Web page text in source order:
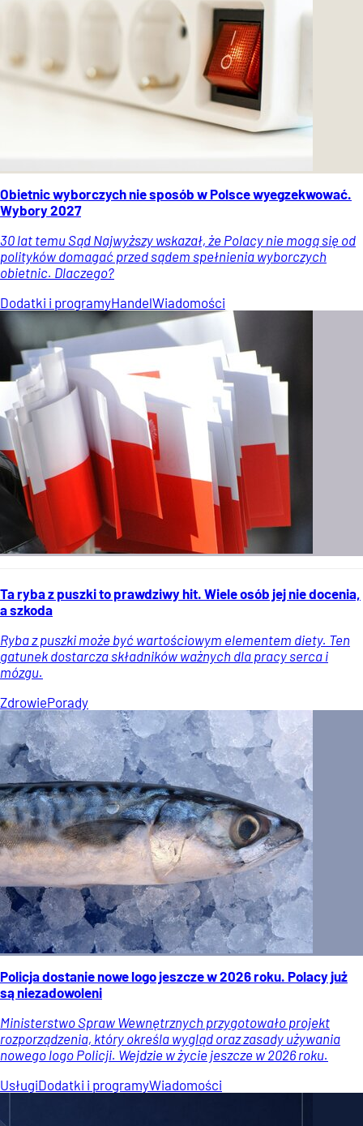
Obietnic wyborczych nie sposób w Polsce wyegzekwować.
Wybory 2027
30 lat temu Sąd Najwyższy wskazał, że Polacy nie mogą się od
polityków domagać przed sądem spełnienia wyborczych
obietnic. Dlaczego?
Dodatki i programyHandelWiadomości
Ta ryba z puszki to prawdziwy hit. Wiele osób jej nie docenia,
a szkoda
Ryba z puszki może być wartościowym elementem diety. Ten
gatunek dostarcza składników ważnych dla pracy serca i
mózgu.
ZdrowiePorady
Policja dostanie nowe logo jeszcze w 2026 roku. Polacy już
są niezadowoleni
Ministerstwo Spraw Wewnętrznych przygotowało projekt
rozporządzenia, który określa wygląd oraz zasady używania
nowego logo Policji. Wejdzie w życie jeszcze w 2026 roku.
UsługiDodatki i programyWiadomości